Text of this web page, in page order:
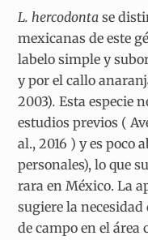
L. hercodonta se
mexicanas de este
labelo simple y
y por el callo
2003). Esta especie
estudios previos (
al., 2016 ) y es poco
personales), lo que
rara en México. La
sugiere la
de campo en el